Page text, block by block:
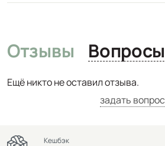
Отзывы
Ещё никто не оставил отзыва.
задать вопрос
Кешбэк